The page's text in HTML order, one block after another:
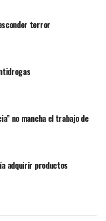
desde prisión
redes de
de personas,
fuego, delincuencia
algunos de los delitos
de extradición de
privar de la vida a
contra
drogas y generar
criminales ya habían
en cárceles de baja
terror
no mancha el trabajo de
adquirir productos